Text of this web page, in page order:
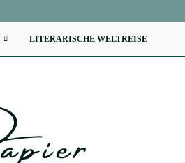
LITERARISCHE WELTREISE